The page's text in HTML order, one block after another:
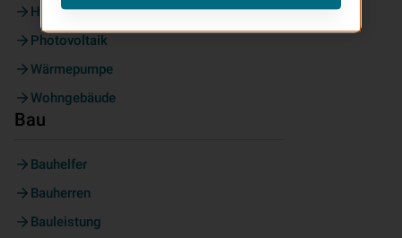
Hausrat
Photovoltaik
Wärmepumpe
Wohngebäude
Bau
Bauhelfer
Bauherren
Bauleistung